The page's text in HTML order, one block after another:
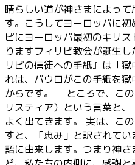
晴らしい道が神さまによっ
す。こうしてヨーロッパに
ピにヨーロッパ最初のキリ
りますフィリピ教会が誕生
リピの信徒への手紙』は「
れは、パウロがこの手紙を
からです。 ところで、この
リスティア）という言葉と
よく出てきます。 実は、こ
すと、「恵み」と訳されて
語に由来します。つまり神